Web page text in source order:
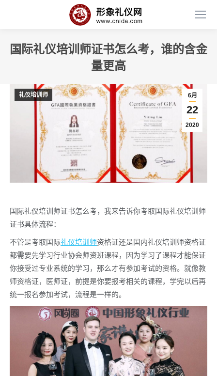
国际礼仪培训师证书怎么考，谁的含金
量更高
6月
22
2020
礼仪培训师
国际礼仪培训师证书怎么考，我来告诉你考取国际礼仪培训师
证书具体流程：
不管是考取国际礼仪培训师资格证还是国内礼仪培训师资格证
都需要先学习行业协会师资班课程，因为学习了课程才能保证
你接受过专业系统的学习，那么才有参加考试的资格。就像教
师资格证，医师证，前提是你要报考相关的课程，学完以后再
统一报名参加考试，流程是一样的。